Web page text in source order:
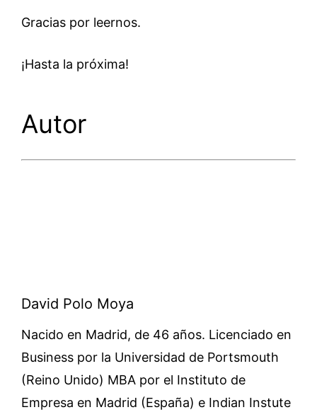
Gracias por leernos.
¡Hasta la próxima!
Autor
David Polo Moya
Nacido en Madrid, de 46 años. Licenciado en
Business por la Universidad de Portsmouth
(Reino Unido) MBA por el Instituto de
Empresa en Madrid (España) e Indian Instute